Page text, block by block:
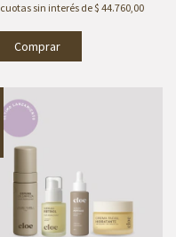
cuotas sin interés de$ 44.760,00